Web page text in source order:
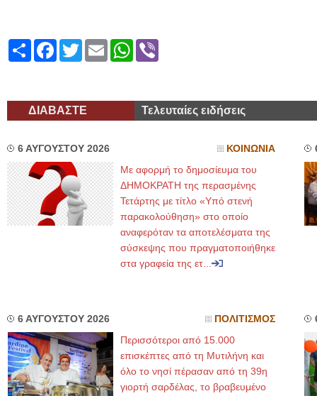
ShareFacebook
TwitterEmailWhatsApp
ΔΙΑΒΑΣΤΕ Τελευταίες ειδήσεις
6 ΑΥΓΟΥΣΤΟΥ 2026 ΚΟΙΝΩΝΙΑ
Με αφορμή το δημοσίευμα του
ΔΗΜΟΚΡΑΤΗ της περασμένης
Τετάρτης με τίτλο «Υπό στενή
παρακολούθηση» στο οποίο
αναφερόταν τα αποτελέσματα της
σύσκεψης που πραγματοποιήθηκε
στα γραφεία της ετ...
6 ΑΥΓΟΥΣΤΟΥ 2026 ΠΟΛΙΤΙΣΜΟΣ
Περισσότεροι από 15.000
επισκέπτες από τη Μυτιλήνη και
όλο το νησί πέρασαν από τη 39η
γιορτή σαρδέλας, το βραβευμένο